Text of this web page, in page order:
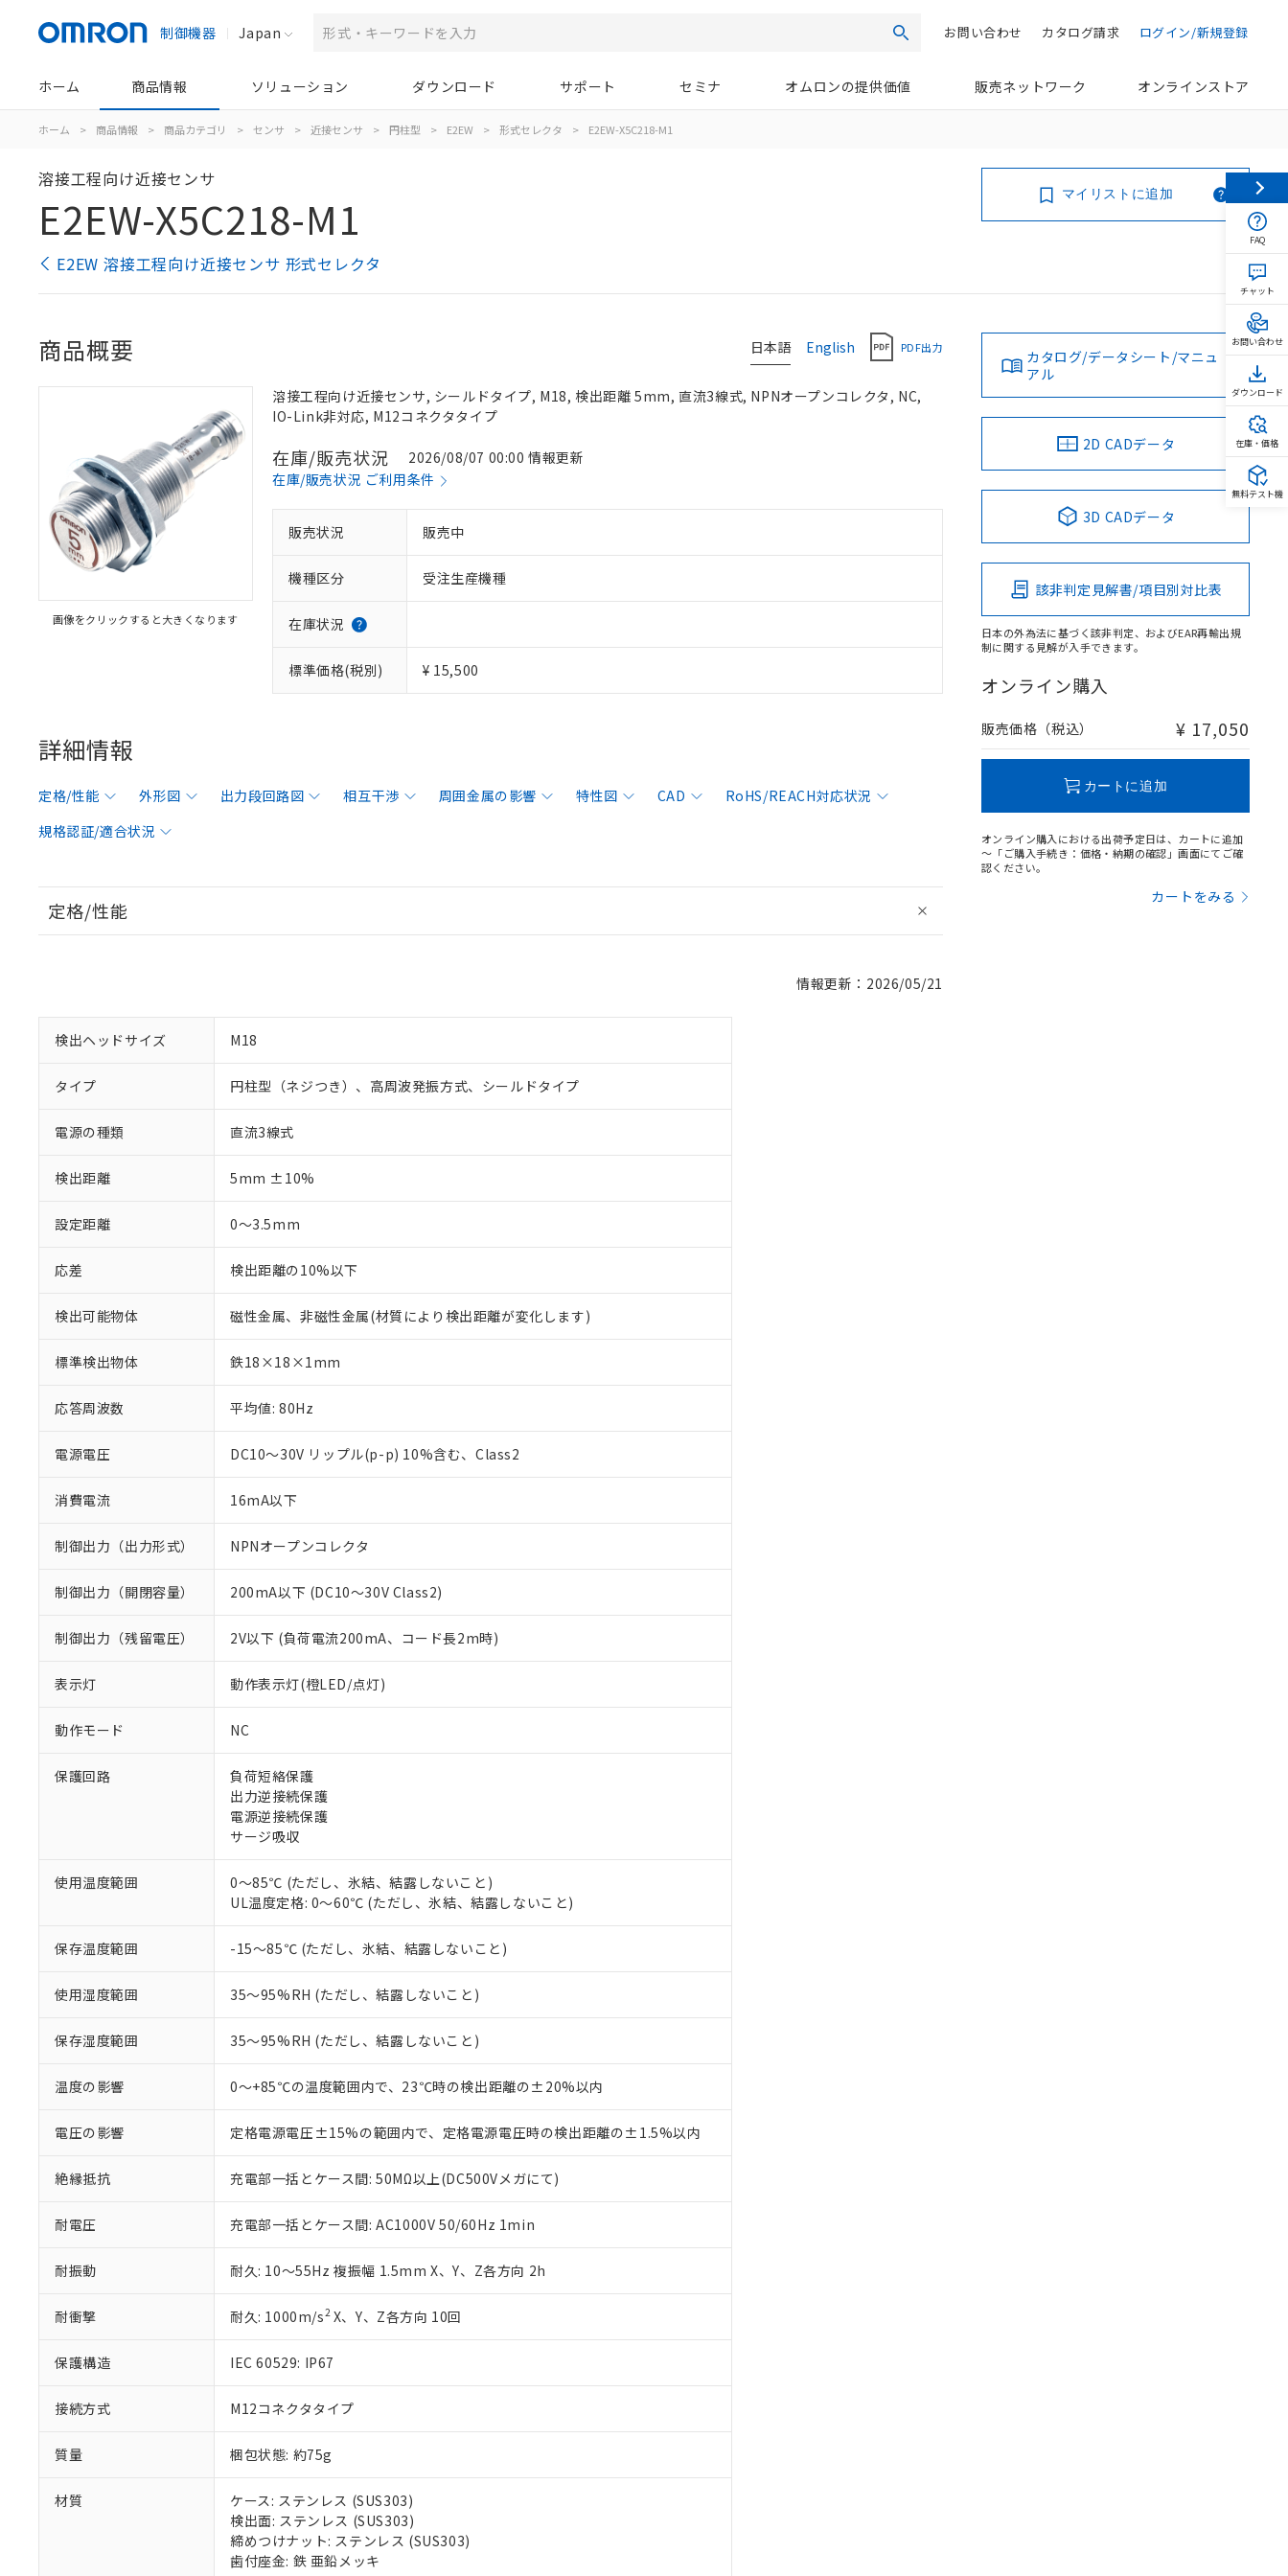
制御機器 Japan 検索 ログイン/新規登録
カタログ請求
お問い合わせ
ホーム 商品情報 ソリューション ダウンロード サポート セミナ オムロンの提供価値 販売ネットワーク オンラインストア
ホーム > 商品情報 > 商品カテゴリ > センサ > 近接センサ > 円柱型 > E2EW > 形式セレクタ > E2EW-X5C218-M1
溶接工程向け近接センサ
E2EW-X5C218-M1
E2EW 溶接工程向け近接センサ 形式セレクタ
マイリストに追加
日本語 English PDF出力
商品概要
画像をクリックすると大きくなります
溶接工程向け近接センサ, シールドタイプ, M18, 検出距離 5mm, 直流3線式, NPNオープンコレクタ, NC,
IO-Link非対応, M12コネクタタイプ
在庫/販売状況
2026/08/07 00:00 情報更新
在庫/販売状況 ご利用条件
販売状況 販売中
機種区分 受注生産機種
在庫状況
標準価格(税別) ¥ 15,500
詳細情報
定格/性能 外形図 出力段回路図 相互干渉 周囲金属の影響 特性図 CAD
RoHS/REACH対応状況
規格認証/適合状況
定格/性能
情報更新：2026/05/21
検出ヘッドサイズ M18
タイプ 円柱型（ネジつき）、高周波発振方式、シールドタイプ
電源の種類 直流3線式
検出距離 5mm ±10%
設定距離 0～3.5mm
応差 検出距離の10%以下
検出可能物体 磁性金属、非磁性金属(材質により検出距離が変化します)
標準検出物体 鉄18×18×1mm
応答周波数 平均値: 80Hz
電源電圧 DC10～30V リップル(p-p) 10%含む、Class2
消費電流 16mA以下
制御出力（出力形式） NPNオープンコレクタ
制御出力（開閉容量） 200mA以下 (DC10～30V Class2)
制御出力（残留電圧） 2V以下 (負荷電流200mA、コード長2m時)
表示灯 動作表示灯(橙LED/点灯)
動作モード NC
保護回路
負荷短絡保護
出力逆接続保護
電源逆接続保護
サージ吸収
使用温度範囲
0～85℃ (ただし、氷結、結露しないこと)
UL温度定格: 0～60℃ (ただし、氷結、結露しないこと)
保存温度範囲 -15～85℃ (ただし、氷結、結露しないこと)
使用湿度範囲 35～95%RH (ただし、結露しないこと)
保存湿度範囲 35～95%RH (ただし、結露しないこと)
温度の影響 0～+85℃の温度範囲内で、23℃時の検出距離の±20%以内
電圧の影響 定格電源電圧±15%の範囲内で、定格電源電圧時の検出距離の±1.5%以内
絶縁抵抗 充電部一括とケース間: 50MΩ以上(DC500Vメガにて)
耐電圧 充電部一括とケース間: AC1000V 50/60Hz 1min
耐振動 耐久: 10～55Hz 複振幅 1.5mm X、Y、Z各方向 2h
耐衝撃 耐久: 1000m/s2X、Y、Z各方向 10回
保護構造 IEC 60529: IP67
接続方式 M12コネクタタイプ
質量 梱包状態: 約75g
材質
ケース: ステンレス (SUS303)
検出面: ステンレス (SUS303)
締めつけナット: ステンレス (SUS303)
歯付座金: 鉄 亜鉛メッキ
カタログ/データシート/マニュ
アル
2D CADデータ
3D CADデータ
該非判定見解書/項目別対比表
日本の外為法に基づく該非判定、およびEAR再輸出規
制に関する見解が入手できます。
オンライン購入
販売価格（税込） ¥ 17,050
カートに追加
オンライン購入における出荷予定日は、カートに追加
～「ご購入手続き：価格・納期の確認」画面にてご確
認ください。
カートをみる
ご利用条件
以下の条件をお読みいただき、同意のうえご利用ください。
のであり、閲覧された時点での実際の在庫および標準価格とは異なる場合があることをご了承くださ
い。
正式な納期状況および標準価格はお客様のお取引先、またはお客様担当のオムロン制御機器販売店・
当社販売員にご相談ください。
オムロン制御機器販売店や当社販売拠点は「販売ネットワーク
在庫状況および標準価格結果を当社の事前の承諾なく第三者に漏洩または開示しないようお願いしま
マイパーツ機能（部品リスト作成サービス）をご利用いただくには、I-Webメンバーズにご登録され
ている必要があります。
お客様が当ウェブサイト上で当社にご登録された部品リストについて、当社および当社の共同利用者
が、当社の製品・サービスに関するお客様との取引・商談に必要な範囲で利用することをご了承くだ
さい。
※当社の共同利用者とは、"個人情報の共同利用に関して"
いる法人を指します。
※1 対応状況
対応済み：EU RoHS指令（10物質）の非含有に対応した製品が提供可能な商品です。
対応予定なし：EU RoHS指令（10物質）の非含有に非対応の商品で、対応品を出す予定はありません。
調査・確認中：EU RoHS指令（10物質）の非含有の対応状況を調査中または確認中の商品です。
仕入先様の事情により、非含有部品としていたものが、含有品と判明した場合などやむを得ず変更すること
があります。
*EU RoHS指令（10物質）：
鉛(Pb) 1000ppm以下、 水銀(Hg) 1000ppm以下、 カドミウム(Cd) 100ppm以下、
但し、RoHS指令で産業用監視および制御機器に対する適用除外項目は除く。
フタル酸エステル類の４物質については閾値を超える意図的な使用がないことを確認しています。
※2 対応予定月
部品在庫の切り替え状況などにより、予定月が前後することがあります。
下記の非含有証明書をダウンロードすることができます。
EU RoHS指令（10物質）の非含有証明書
51物質の非含有証明書（当社基準）
混在することから備考欄に対応日を記載しておりました。
既に当社にて対応品への在庫切替を完了していることから、特段のことがない限り、2022年1月12日よ
り割愛しております。
「○」：最大均質材料含有率が中国RoHSの基準値以下であることを示します。
「×」：最大均質材料含有率が中国RoHSの基準値を超えていることを示します。
「－」：未確認です。当社販売部門へお問い合わせください。
*中国RoHS10物質の基準値 (GB/T26572)：
Pb(鉛) :1000ppm、 Hg(水銀) : 1000ppm、 Cd(カドミウム) : 100ppm、
Cr(Ⅵ)(六価クロム) : 1000ppm、 PBBs(ポリ臭化ビフェニル類) : 1000ppm、 PBDEs(ポリ臭化ジフェニルエーテル類) : 1000ppm、
DBP(フタル酸ジブチル) : 1000ppm、 DIBP(フタル酸ジイソブチル) : 1000ppm、 BBP(フタル酸ブチルベンジル) : 1000ppm、
※2 環境保護使用期限
「ｅ」：有害物質（10物質）のすべてが基準値以下であることを示します。
「10」：通常の使用状況下において有害物質が外部に漏えいし、環境に深刻な影響を及ぼさない年数を意
「－」：未確認です。当社販売部門へお問い合わせください。
ます。
当社は貴社製品を、核兵器、ミサイル、化学兵器、生物兵器またはその他武器並びにこれらの製造装
置等に一切使用いたしません。
当社は、貴社製品を第三者に販売する場合は、上記1、2および3の内容を当該第三者に通知します。
また当社は、販売先および販売に係わる関係者が違法に輸出するおそれがある場合は、取り引きをい
たしません。
合意する
号
○ 一定数以上の在庫あり
△ 一定数には満たないが在庫あり
－
在庫なし(最新の在庫状況については、お客様のお取引先、またはお客様担当のオムロン制御
機器販売店・当社販売員にご確認ください)
空
白
受注生産機種、また在庫状況の情報を公開していない機種
FAQ
チャット
お問い合わせ
ダウンロード
在庫・価格
無料テスト機